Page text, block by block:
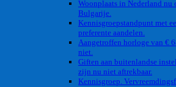
Woonplaats in Nederland nu
Bulgarije.
Kennisgroepstandpunt met
preferente aandelen.
Aangetroffen horloge van €
niet.
Giften aan buitenlandse
zijn nu niet aftrekbaar.
Kennisgroep.